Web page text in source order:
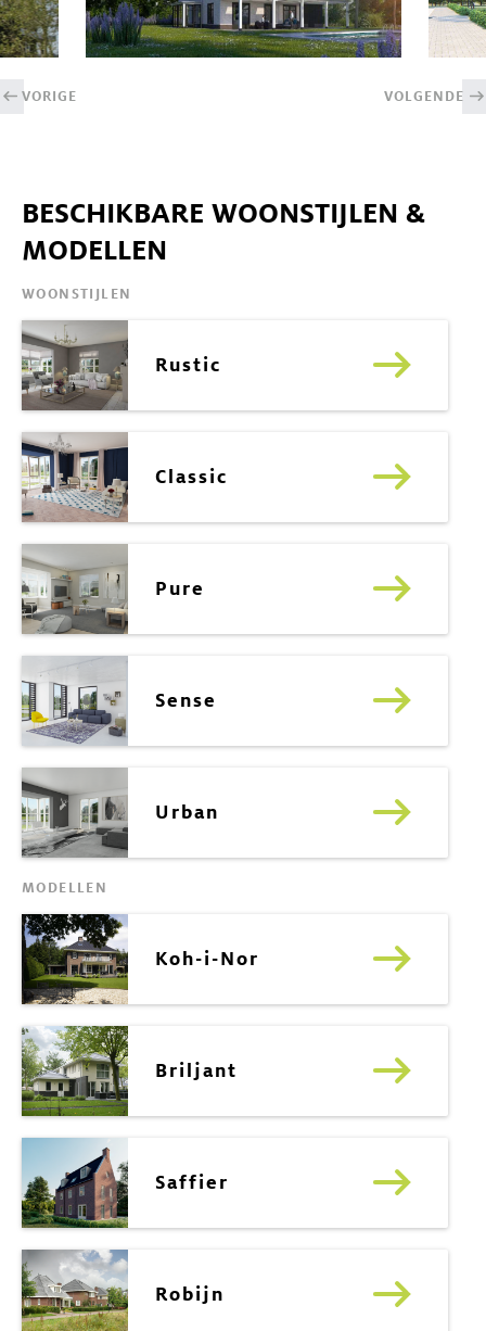
VORIGE VOLGENDE
BESCHIKBARE WOONSTIJLEN &
MODELLEN
WOONSTIJLEN
Rustic
Classic
Pure
Sense
Urban
MODELLEN
Koh-i-Nor
Briljant
Saffier
Robijn